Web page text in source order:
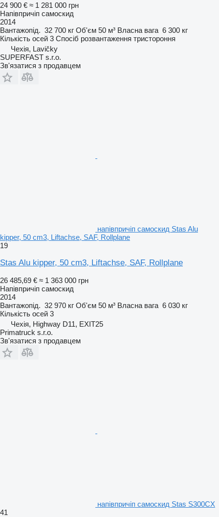
24 900 € ≈ 1 281 000 грн
Напівпричіп самоскид
2014
Вантажопід. 32 700 кг Об'єм 50 м³ Власна вага 6 300 кг
Кількість осей 3 Спосіб розвантаження тристороння
Чехія, Lavičky
SUPERFAST s.r.o.
Зв'язатися з продавцем
напівпричіп самоскид Stas Alu
kipper, 50 cm3, Liftachse, SAF, Rollplane
19
Stas Alu kipper, 50 cm3, Liftachse, SAF, Rollplane
26 485,69 € ≈ 1 363 000 грн
Напівпричіп самоскид
2014
Вантажопід. 32 970 кг Об'єм 50 м³ Власна вага 6 030 кг
Кількість осей 3
Чехія, Highway D11, EXIT25
Primatruck s.r.o.
Зв'язатися з продавцем
напівпричіп самоскид Stas S300CX
41